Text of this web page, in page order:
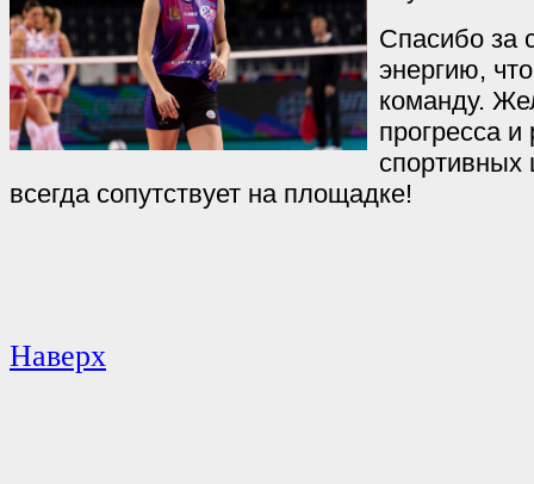
Спасибо за
энергию,
команду.
прогресса
спортивных
всегда сопутствует на площадке!
Наверх